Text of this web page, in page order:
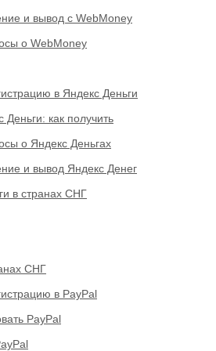
и вывод с WebMoney
о WebMoney
в Яндекс Деньги
Деньги: как получить
о Яндекс Деньгах
и вывод Яндекс Денег
в странах СНГ
СНГ
в PayPal
PayPal